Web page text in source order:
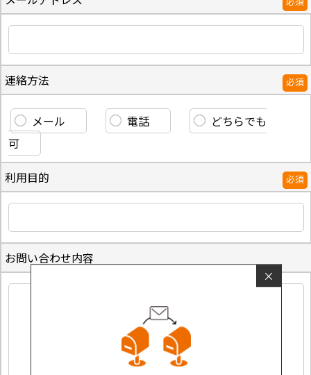
連絡方法 必須
メール 電話
どちらでも
可
利用目的 必須
お問い合わせ内容
×